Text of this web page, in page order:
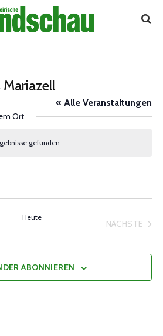
Mariazell
« Alle Veranstaltungen
Ort
gefunden.
Heute
NÄCHSTE
ABONNIEREN